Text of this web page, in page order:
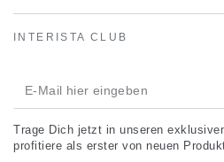
INTERISTA CLUB
E-
Mail
hier
Trage Dich jetzt in unseren
profitiere als erster von neuen